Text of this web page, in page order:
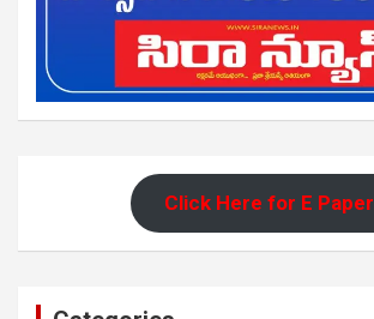
Click Here for E Paper